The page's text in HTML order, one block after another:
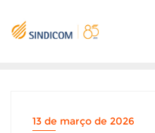
content
13 de março de 2026